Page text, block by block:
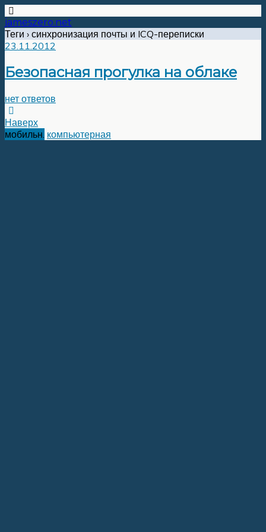
jameszero.net
Теги › синхронизация почты и ICQ-переписки
23.11.2012
Безопасная прогулка на облаке
нет ответов
Наверх
мобильн. компьютерная